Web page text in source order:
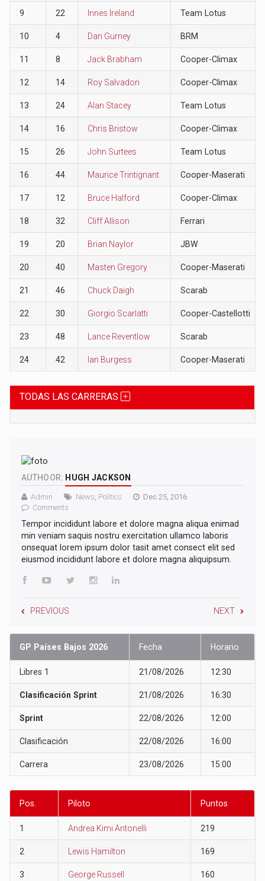
9 22 Innes Ireland Team Lotus
10 4 Dan Gurney BRM
11 8 Jack Brabham Cooper-Climax
12 14 Roy Salvadori Cooper-Climax
13 24 Alan Stacey Team Lotus
14 16 Chris Bristow Cooper-Climax
15 26 John Surtees Team Lotus
16 44 Maurice Trintignant Cooper-Maserati
17 12 Bruce Halford Cooper-Climax
18 32 Cliff Allison Ferrari
19 20 Brian Naylor JBW
20 40 Masten Gregory Cooper-Maserati
21 46 Chuck Daigh Scarab
22 30 Giorgio Scarlatti Cooper-Castellotti
23 48 Lance Reventlow Scarab
24 42 Ian Burgess Cooper-Maserati
TODAS LAS CARRERAS
AUTHOOR: HUGH JACKSON
Admin News Politics
Dec 25, 2016
Comments
Tempor incididunt labore et dolore magna aliqua enimad
min veniam saquis nostru exercitation ullamco laboris
onsequat lorem ipsum dolor tasit amet consect elit sed
eiusmod incididunt labore et dolore magna aliquipsum.
PREVIOUS NEXT
GP Países Bajos 2026 Fecha Horario
Libres 1 21/08/2026 12:30
Clasificación Sprint 21/08/2026 16:30
Sprint 22/08/2026 12:00
Clasificación 22/08/2026 16:00
Carrera 23/08/2026 15:00
Pos. Piloto Puntos
1 Andrea Kimi Antonelli 219
2 Lewis Hamilton 169
3 George Russell 160